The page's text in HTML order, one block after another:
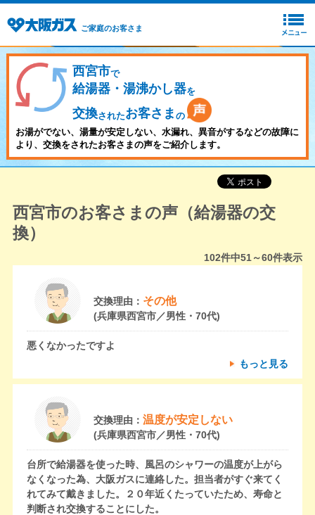
ご家庭のお客さま
西宮市で
給湯器・湯沸かし器を
交換されたお客さま の
お湯がでない、湯量が安定しない、水漏れ、異音がするなどの故障に
より、交換をされたお客さまの声をご紹介します。
西宮市のお客さまの声（給湯器の交
換）
102件中51～60件表示
交換理由： その他
(兵庫県西宮市／男性・70代)
悪くなかったですよ
もっと見る
交換理由： 温度が安定しない
(兵庫県西宮市／男性・70代)
台所で給湯器を使った時、風呂のシャワーの温度が上がら
なくなった為、大阪ガスに連絡した。担当者がすぐ来てく
れてみて戴きました。２０年近くたっていたため、寿命と
判断され交換することにした。